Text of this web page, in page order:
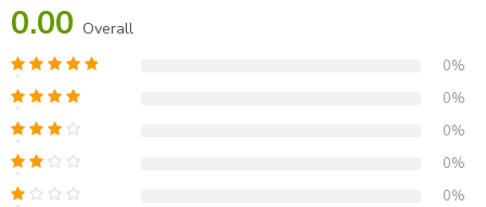
0.00 Overall
0%
0%
0%
0%
0%